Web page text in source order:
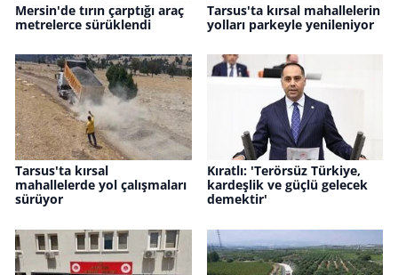
Mersin'de tırın çarptığı araç
metrelerce sürüklendi
Tarsus'ta kırsal mahallelerin
yolları parkeyle yenileniyor
Tarsus'ta kırsal
mahallelerde yol çalışmaları
sürüyor
Kıratlı: 'Terörsüz Türkiye,
kardeşlik ve güçlü gelecek
demektir'